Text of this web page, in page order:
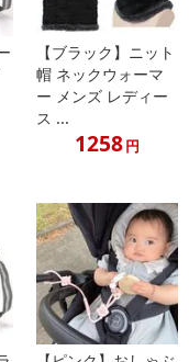
対応いたしかねます。
ットカード払い、dポ
合、商品の再発送や返
せん。宅配業者からの
また商品によって発送
【ブラック】ニット
帽 ネックウォーマ
ー メンズ レディー
ス ...
1258円